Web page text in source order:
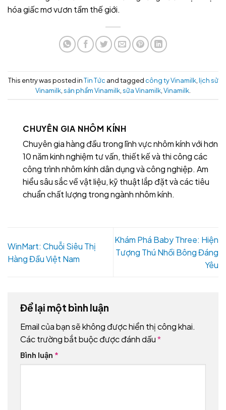
hóa giấc mơ vươn tầm thế giới.
This entry was posted inTin Tức and tagged công ty Vinamilk, lịch sử
Vinamilk sản phẩm Vinamilk sữa Vinamilk Vinamilk
CHUYÊN GIA NHÔM KÍNH
Chuyên gia hàng đầu trong lĩnh vực nhôm kính với hơn
10 năm kinh nghiệm tư vấn, thiết kế và thi công các
công trình nhôm kính dân dụng và công nghiệp. Am
hiểu sâu sắc về vật liệu, kỹ thuật lắp đặt và các tiêu
chuẩn chất lượng trong ngành nhôm kính.
WinMart: Chuỗi Siêu Thị
Hàng Đầu Việt Nam
Khám Phá Baby Three: Hiện
Tượng Thú Nhồi Bông Đáng
Yêu
Để lại một bình luận
Email của bạn sẽ không được hiển thị công khai.
Các trường bắt buộc được đánh dấu*
Bình luận *